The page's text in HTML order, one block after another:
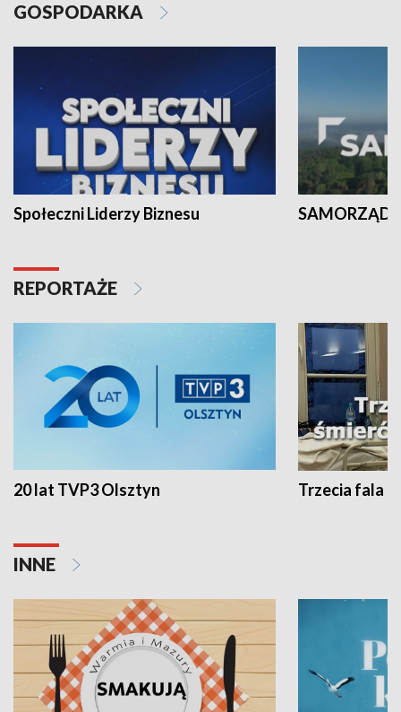
GOSPODARKA
Społeczni Liderzy Biznesu SAMORZĄD
REPORTAŻE
20 lat TVP3 Olsztyn Trzecia fala -
INNE